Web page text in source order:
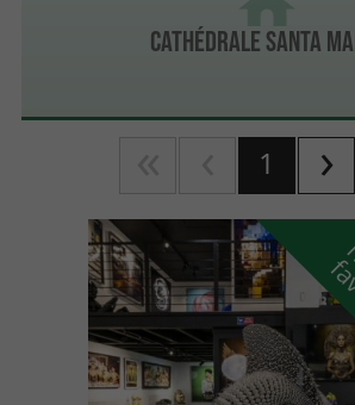
Cathédrale Santa
1